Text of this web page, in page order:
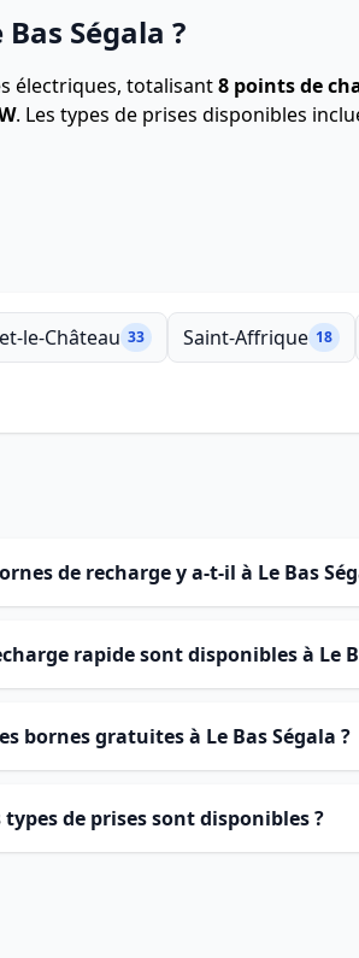
Ségala ?
électriques, totalisant8 points de
. Les types de prises disponibles
le-Château 33 Saint-Affrique 18
de recharge y a-t-il à Le Bas
rapide sont disponibles à Le
bornes gratuites à Le Bas Ségala ?
types de prises sont disponibles ?